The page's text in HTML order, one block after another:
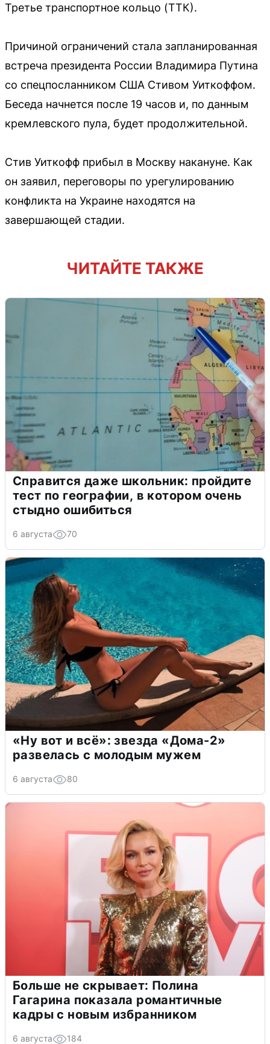
Третье транспортное кольцо (ТТК).
Причиной ограничений стала запланированная
встреча президента России Владимира Путина
со спецпосланником США Стивом Уиткоффом.
Беседа начнется после 19 часов и, по данным
кремлевского пула, будет продолжительной.
Стив Уиткофф прибыл в Москву накануне. Как
он заявил, переговоры по урегулированию
конфликта на Украине находятся на
завершающей стадии.
ЧИТАЙТЕ ТАКЖЕ
Справится даже школьник: пройдите
тест по географии, в котором очень
стыдно ошибиться
6 августа 70
«Ну вот и всё»: звезда «Дома-2»
развелась с молодым мужем
6 августа 80
Больше не скрывает: Полина
Гагарина показала романтичные
кадры с новым избранником
6 августа 184